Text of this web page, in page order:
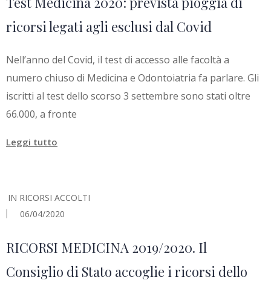
ricorsi legati agli esclusi dal Covid
Nell’anno del Covid, il test di accesso alle facoltà a
numero chiuso di Medicina e Odontoiatria fa parlare. Gli
iscritti al test dello scorso 3 settembre sono stati oltre
66.000, a fronte
Leggi tutto
IN RICORSI ACCOLTI
06/04/2020
RICORSI MEDICINA 2019/2020. Il
Consiglio di Stato accoglie i ricorsi dello